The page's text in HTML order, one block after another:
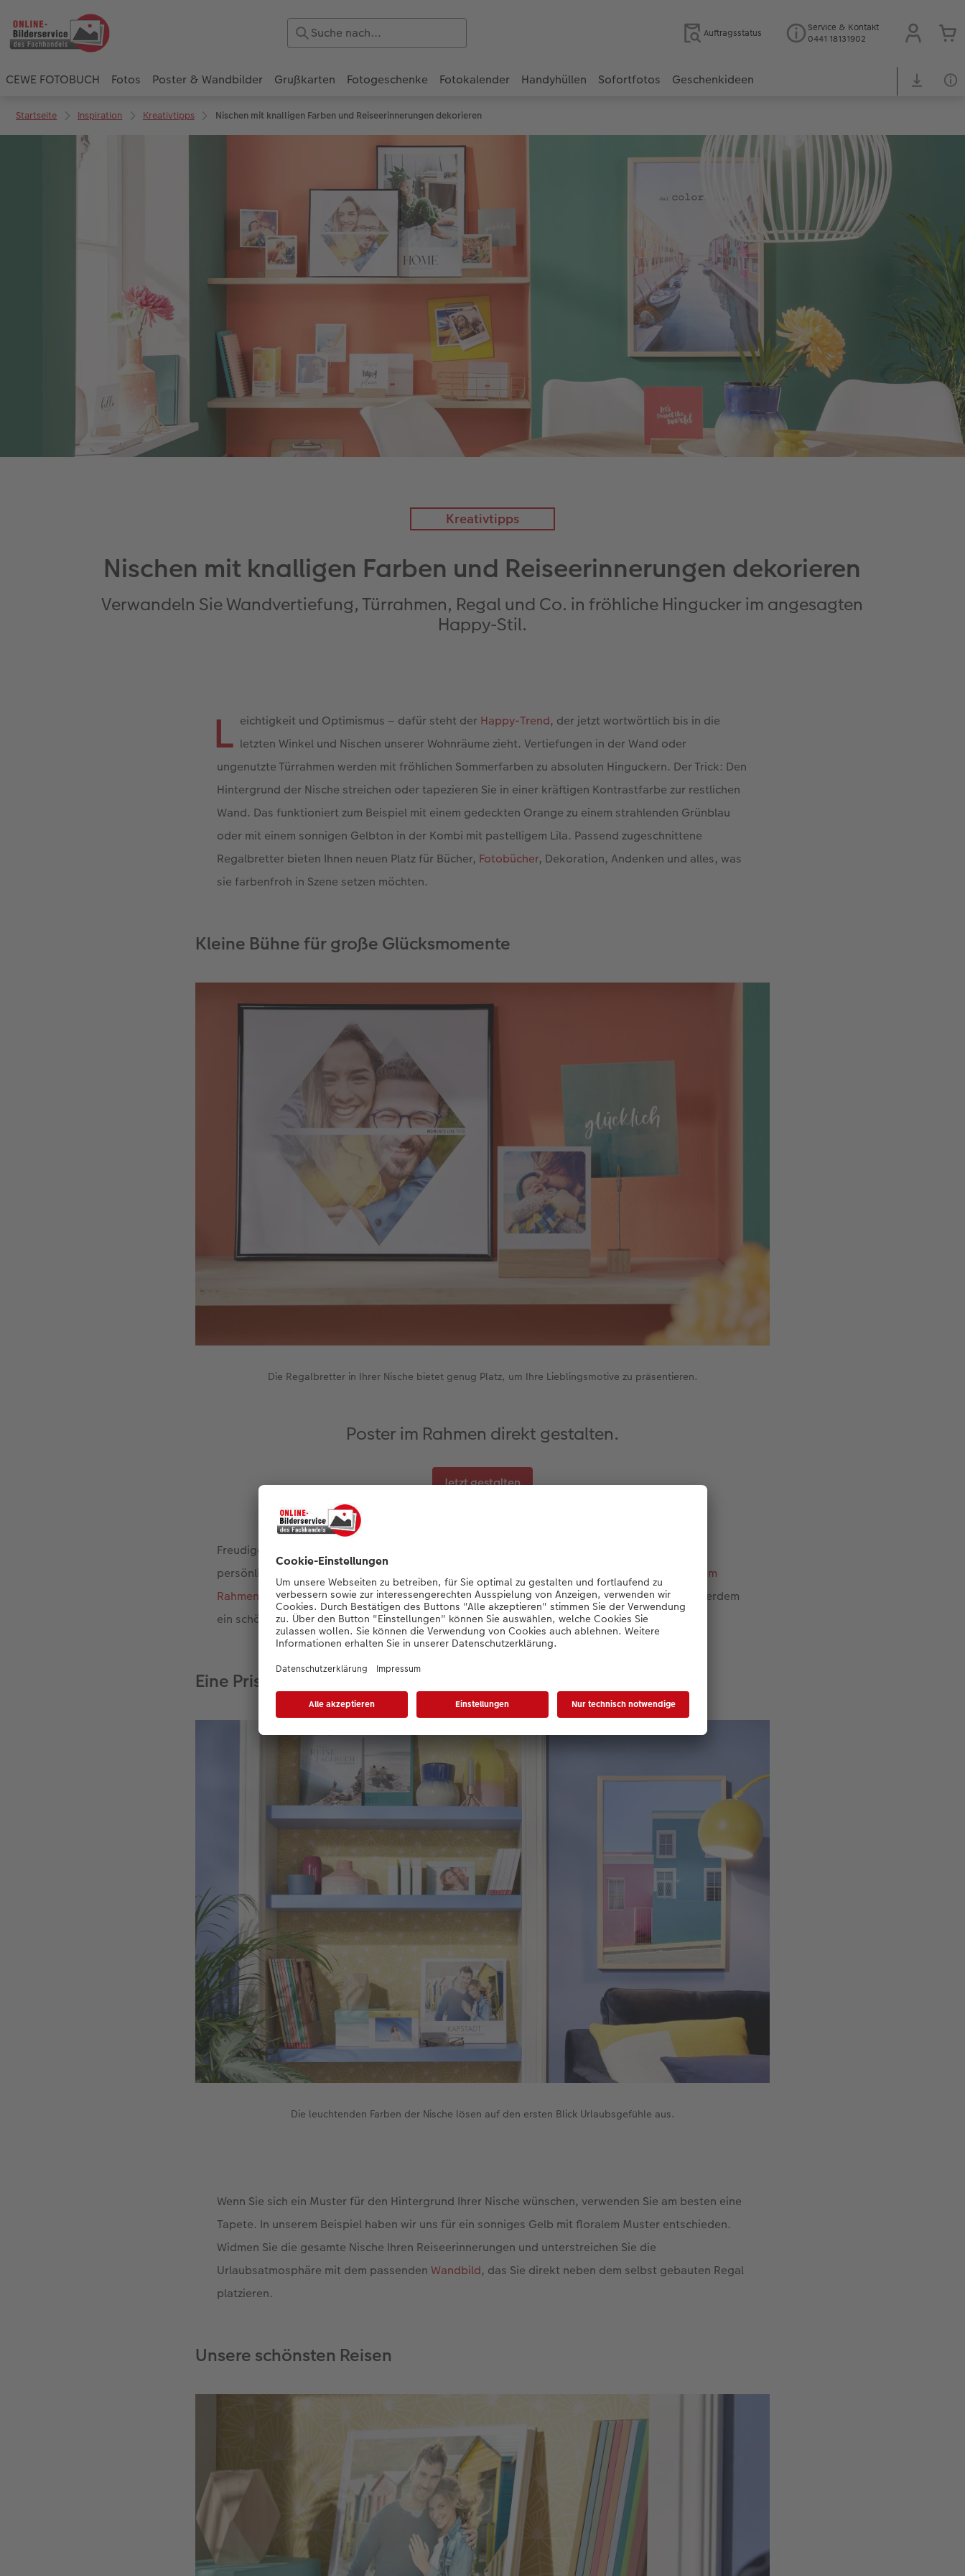
Auftragsstatus
Service & Kontakt
0441 18131902
CEWE FOTOBUCH Fotos Poster & Wandbilder Grußkarten Fotogeschenke Fotokalender Handyhüllen Sofortfotos Geschenkideen
Startseite Inspiration Kreativtipps Nischen mit knalligen Farben und Reiseerinnerungen dekorieren
Kreativtipps
Nischen mit knalligen Farben und Reiseerinnerungen dekorieren
Verwandeln Sie Wandvertiefung, Türrahmen, Regal und Co. in fröhliche Hingucker im angesagten
Happy-Stil.
L eichtigkeit und Optimismus – dafür steht der Happy-Trend, der jetzt wortwörtlich bis in die
letzten Winkel und Nischen unserer Wohnräume zieht. Vertiefungen in der Wand oder
ungenutzte Türrahmen werden mit fröhlichen Sommerfarben zu absoluten Hinguckern. Der Trick: Den
Hintergrund der Nische streichen oder tapezieren Sie in einer kräftigen Kontrastfarbe zur restlichen
Wand. Das funktioniert zum Beispiel mit einem gedeckten Orange zu einem strahlenden Grünblau
oder mit einem sonnigen Gelbton in der Kombi mit pastelligem Lila. Passend zugeschnittene
Regalbretter bieten Ihnen neuen Platz für Bücher, Fotobücher, Dekoration, Andenken und alles, was
sie farbenfroh in Szene setzen möchten.
Kleine Bühne für große Glücksmomente
Die Regalbretter in Ihrer Nische bietet genug Platz, um Ihre Lieblingsmotive zu präsentieren.
Poster im Rahmen direkt gestalten.
Jetzt gestalten
Freudige Erinnerungen, die Sie auf den Regalböden in der Nische verteilen, sind eine ganz
persönliche Dekoration für Ihr Zuhause. Gestalten Sie zum Beispiel ein quadratisches
Poster im
Rahmen oderRetro PrintsundSquare Printsmit Ihren eigenen Fotos und Worten. Hier ist außerdem
ein schöner Ort, um Postkarten von Familie und Freunden aufzubewahren.
Eine Prise Urlaub
Die leuchtenden Farben der Nische lösen auf den ersten Blick Urlaubsgefühle aus.
Wenn Sie sich ein Muster für den Hintergrund Ihrer Nische wünschen, verwenden Sie am besten eine
Tapete. In unserem Beispiel haben wir uns für ein sonniges Gelb mit floralem Muster entschieden.
Widmen Sie die gesamte Nische Ihren Reiseerinnerungen und unterstreichen Sie die
Urlaubsatmosphäre mit dem passendenWandbild, das Sie direkt neben dem selbst gebauten Regal
platzieren.
Unsere schönsten Reisen